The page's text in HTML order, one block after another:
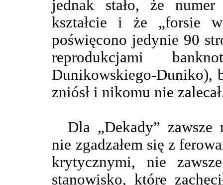
jednak stało, że
kształcie i że „forsie
poświęcono jedynie 90
reprodukcjami
Dunikowskiego-Duniko),
zniósł i nikomu nie
Dla „Dekady” zawsze
nie zgadzałem się z
krytycznymi, nie
stanowisko, które